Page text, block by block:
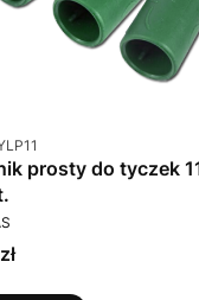
prosty do tyczek